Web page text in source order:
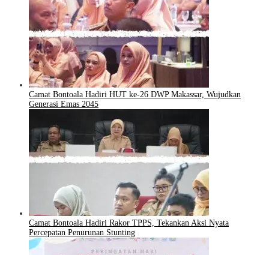
Camat Bontoala Hadiri HUT ke-26 DWP Makassar, Wujudkan
Generasi Emas 2045
Camat Bontoala Hadiri Rakor TPPS, Tekankan Aksi Nyata
Percepatan Penurunan Stunting